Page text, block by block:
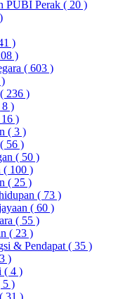
PUBI Perak ( 20 )
)
)
( 603 )
( 236 )
8 )
)
( 3 )
( 56 )
( 50 )
( 100 )
( 25 )
( 73 )
( 60 )
( 55 )
( 23 )
& Pendapat ( 35 )
)
( 4 )
5 )
( 31 )